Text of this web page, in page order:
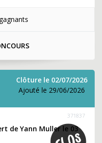
Clôture le 02/07/2026
Ajouté le 29/06/2026
371837
de Yann Muller le 03